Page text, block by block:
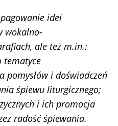
idei
wokalno-
ale też m.in.:
tematyce
pomysłów i doświadczeń
śpiewu liturgicznego;
i ich promocja
radość śpiewania.